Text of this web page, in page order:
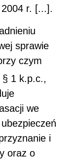
r. [...].
sprawie
czym
§ 1 k.p.c.,
we
i
oraz o